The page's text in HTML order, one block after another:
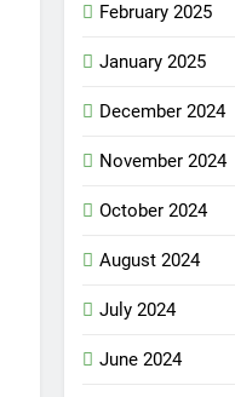
February 2025
January 2025
December 2024
November 2024
October 2024
August 2024
July 2024
June 2024